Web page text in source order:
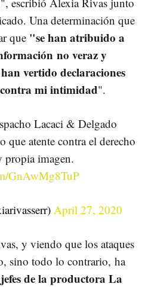
Una determinación que
que "se han atribuido a
no veraz y
vertido declaraciones
mi intimidad".
Lacaci & Delgado
que atente contra el derecho
propia imagen.
GnAwMg8TuP
April 27, 2020
y viendo que los ataques
sino todo lo contrario, ha
de la productora La